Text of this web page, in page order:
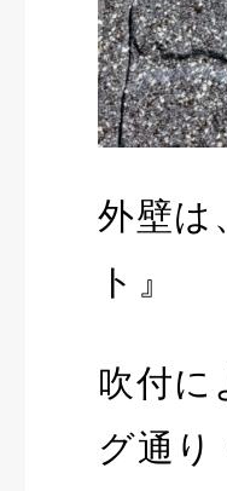
外壁は
ト』
吹付に
グ通り